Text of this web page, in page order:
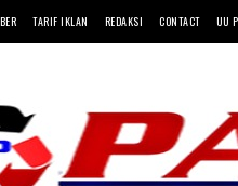
TARIF IKLAN REDAKSI CONTACT UU